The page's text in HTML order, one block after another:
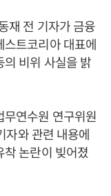
재 전 기자가 금융
트코리아 대표에
비위 사실을 밝
연수원 연구위원
자와 관련 내용에
논란이 빚어졌